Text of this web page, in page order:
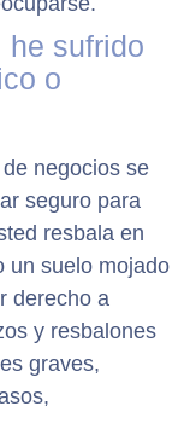
he sufrido
o
negocios se
seguro para
resbala en
un suelo mojado
derecho a
y resbalones
graves,